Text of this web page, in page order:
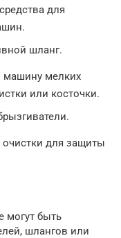
для
шланг.
машину мелких
или косточки.
очистки для защиты
могут быть
шлангов или